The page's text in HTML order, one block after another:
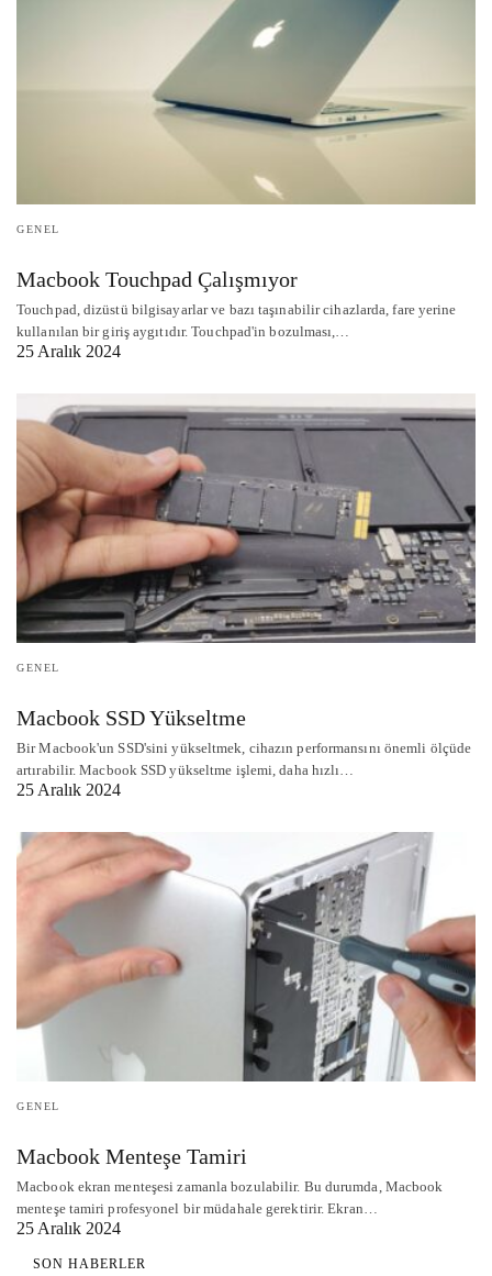
GENEL
Macbook Touchpad Çalışmıyor
Touchpad, dizüstü bilgisayarlar ve bazı taşınabilir cihazlarda, fare yerine
kullanılan bir giriş aygıtıdır. Touchpad'in bozulması,…
25 Aralık 2024
GENEL
Macbook SSD Yükseltme
Bir Macbook'un SSD'sini yükseltmek, cihazın performansını önemli ölçüde
artırabilir. Macbook SSD yükseltme işlemi, daha hızlı…
25 Aralık 2024
GENEL
Macbook Menteşe Tamiri
Macbook ekran menteşesi zamanla bozulabilir. Bu durumda, Macbook
menteşe tamiri profesyonel bir müdahale gerektirir. Ekran…
25 Aralık 2024
SON HABERLER